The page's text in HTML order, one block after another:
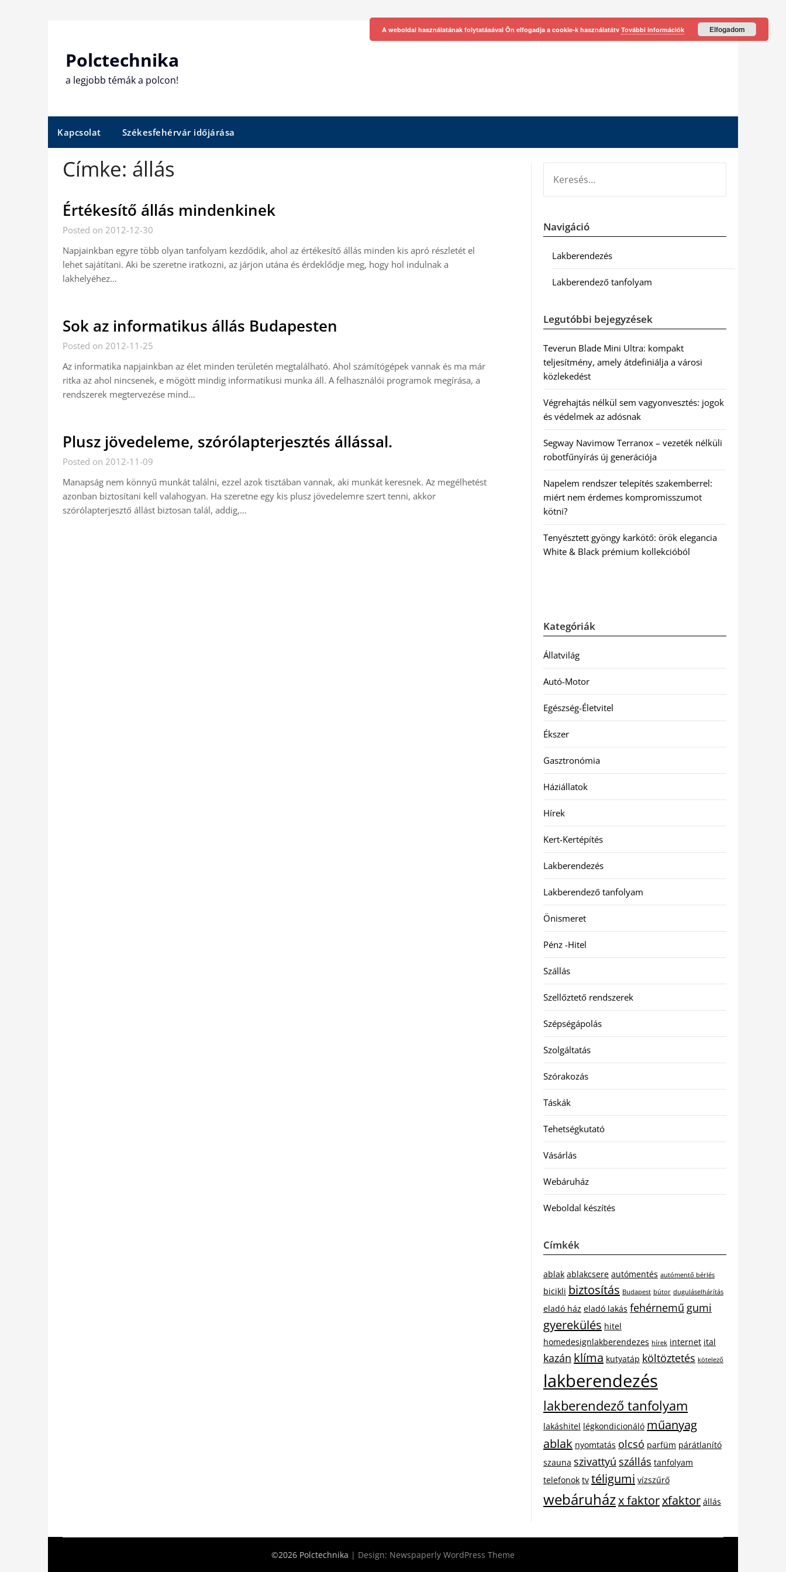
Polctechnika
a legjobb témák a polcon!
Kapcsolat Székesfehérvár időjárása
Címke: állás
Értékesítő állás mindenkinek
Posted on 2012-12-30
Napjainkban egyre több olyan tanfolyam kezdődik, ahol az értékesítő állás minden kis apró részletét el
lehet sajátítani. Aki be szeretne iratkozni, az járjon utána és érdeklődje meg, hogy hol indulnak a
lakhelyéhez…
Sok az informatikus állás Budapesten
Posted on 2012-11-25
Az informatika napjainkban az élet minden területén megtalálható. Ahol számítógépek vannak és ma már
ritka az ahol nincsenek, e mögött mindig informatikusi munka áll. A felhasználói programok megírása, a
rendszerek megtervezése mind…
Plusz jövedeleme, szórólapterjesztés állással.
Posted on 2012-11-09
Manapság nem könnyű munkát találni, ezzel azok tisztában vannak, aki munkát keresnek. Az megélhetést
azonban biztosítani kell valahogyan. Ha szeretne egy kis plusz jövedelemre szert tenni, akkor
szórólapterjesztő állást biztosan talál, addig,…
Navigáció
Lakberendezés
Lakberendező tanfolyam
Legutóbbi bejegyzések
Teverun Blade Mini Ultra: kompakt
teljesítmény, amely átdefiniálja a városi
közlekedést
Végrehajtás nélkül sem vagyonvesztés: jogok
és védelmek az adósnak
Segway Navimow Terranox – vezeték nélküli
robotfűnyírás új generációja
Napelem rendszer telepítés szakemberrel:
miért nem érdemes kompromisszumot
kötni?
Tenyésztett gyöngy karkötő: örök elegancia
White & Black prémium kollekcióból
Kategóriák
Állatvilág
Autó-Motor
Egészség-Életvitel
Ékszer
Gasztronómia
Háziállatok
Hírek
Kert-Kertépítés
Lakberendezés
Lakberendező tanfolyam
Önismeret
Pénz -Hitel
Szállás
Szellőztető rendszerek
Szépségápolás
Szolgáltatás
Szórakozás
Táskák
Tehetségkutató
Vásárlás
Webáruház
Weboldal készítés
Címkék
ablak ablakcsere autómentés autómentő bérlés
bicikli biztosítás Budapest bútor duguláselhárítás
eladó ház eladó lakás fehérnemű gumi
gyerekülés hitel
homedesignlakberendezes hírek internet ital
kazán klíma kutyatáp költöztetés kötelező
lakberendezés
lakberendező tanfolyam
lakáshitel légkondicionáló műanyag
ablak nyomtatás olcsó parfüm párátlanító
szauna szivattyú szállás tanfolyam
telefonok tv téligumi vízszűrő
webáruházx faktorxfaktor állás
©2026 Polctechnika | Design: Newspaperly WordPress Theme
A weboldal használatának folytatásával Ön elfogadja a cookie-k használatátv További információk Elfogadom